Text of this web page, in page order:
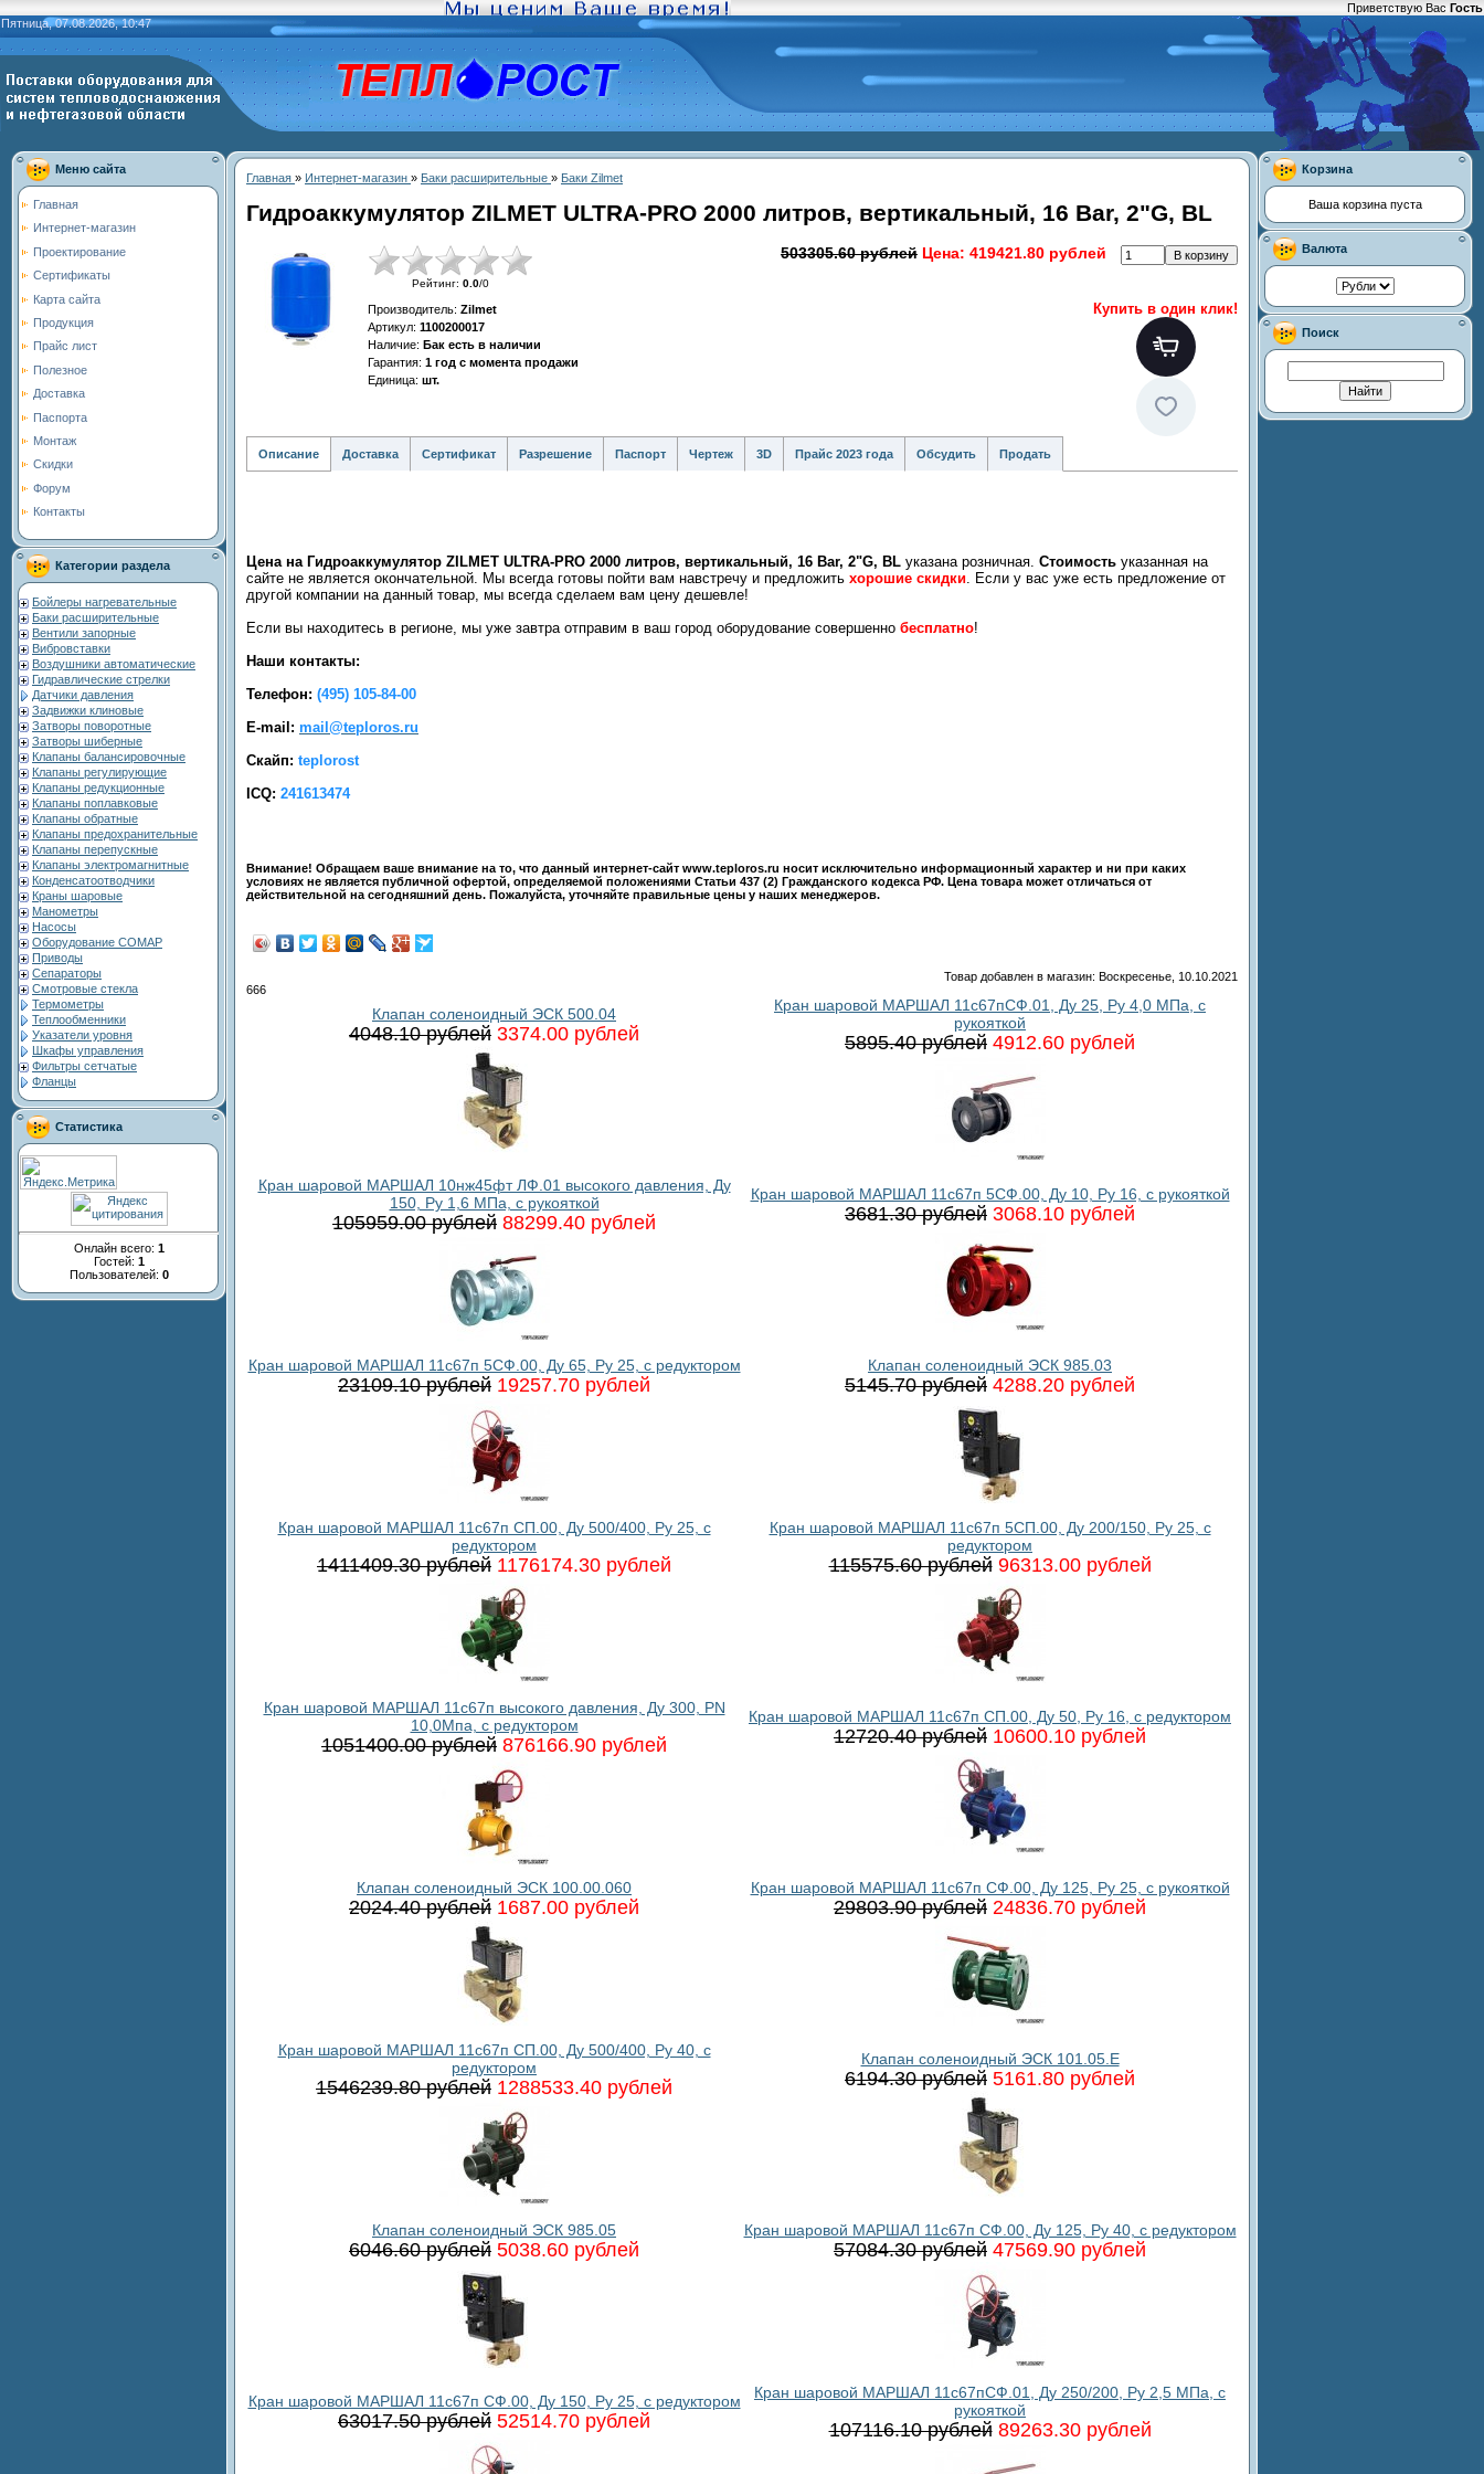
Приветствую Вас Гость
Пятница, 07.08.2026, 10:47
Меню сайта
Главная
Интернет-магазин
Проектирование
Сертификаты
Карта сайта
Продукция
Прайс лист
Полезное
Доставка
Паспорта
Монтаж
Скидки
Форум
Контакты
Категории раздела
Бойлеры нагревательные
Баки расширительные
Вентили запорные
Вибровставки
Воздушники автоматические
Гидравлические стрелки
Датчики давления
Задвижки клиновые
Затворы поворотные
Затворы шиберные
Клапаны балансировочные
Клапаны регулирующие
Клапаны редукционные
Клапаны поплавковые
Клапаны обратные
Клапаны предохранительные
Клапаны перепускные
Клапаны электромагнитные
Конденсатоотводчики
Краны шаровые
Манометры
Насосы
Оборудование COMAP
Приводы
Сепараторы
Смотровые стекла
Термометры
Теплообменники
Указатели уровня
Шкафы управления
Фильтры сетчатые
Фланцы
Статистика
Онлайн всего: 1
Гостей: 1
Пользователей: 0
Главная » Интернет-магазин » Баки расширительные » Баки Zilmet
Гидроаккумулятор ZILMET ULTRA-PRO 2000 литров, вертикальный, 16 Bar, 2"G, BL
Рейтинг: 0.0/0
503305.60 рублей Цена: 419421.80 рублей
Производитель: Zilmet
Артикул: 1100200017
Наличие: Бак есть в наличии
Гарантия: 1 год с момента продажи
Единица: шт.
Купить в один клик!
Описание Доставка Сертификат Разрешение Паспорт Чертеж 3D Прайс 2023 года Обсудить Продать
Цена на Гидроаккумулятор ZILMET ULTRA-PRO 2000 литров, вертикальный, 16 Bar, 2"G, BL указана розничная. Стоимость указанная на
сайте не является окончательной. Мы всегда готовы пойти вам навстречу и предложить хорошие скидки . Если у вас уже есть предложение от
другой компании на данный товар, мы всегда сделаем вам цену дешевле!
Если вы находитесь в регионе, мы уже завтра отправим в ваш город оборудование совершенно бесплатно!
Наши контакты:
Телефон: (495) 105-84-00
E-mail: mail@teploros.ru
Скайп: teplorost
ICQ: 241613474
Внимание! Обращаем ваше внимание на то, что данный интернет-сайт www.teploros.ru носит исключительно информационный характер и ни при каких
условиях не является публичной офертой, определяемой положениями Статьи 437 (2) Гражданского кодекса РФ. Цена товара может отличаться от
действительной на сегодняшний день. Пожалуйста, уточняйте правильные цены у наших менеджеров.
Товар добавлен в магазин: Воскресенье, 10.10.2021
666
Клапан соленоидный ЭСК 500.04
4048.10 рублей 3374.00 рублей
Кран шаровой МАРШАЛ 11с67пСФ.01, Ду 25, Ру 4,0 МПа, с
рукояткой
5895.40 рублей 4912.60 рублей
Кран шаровой МАРШАЛ 10нж45фт ЛФ.01 высокого давления, Ду
150, Ру 1,6 МПа, с рукояткой
105959.00 рублей 88299.40 рублей
Кран шаровой МАРШАЛ 11с67п 5СФ.00, Ду 10, Ру 16, с рукояткой
3681.30 рублей 3068.10 рублей
Кран шаровой МАРШАЛ 11с67п 5СФ.00, Ду 65, Ру 25, с редуктором
23109.10 рублей 19257.70 рублей
Клапан соленоидный ЭСК 985.03
5145.70 рублей 4288.20 рублей
Кран шаровой МАРШАЛ 11с67п СП.00, Ду 500/400, Ру 25, с
редуктором
1411409.30 рублей 1176174.30 рублей
Кран шаровой МАРШАЛ 11с67п 5СП.00, Ду 200/150, Ру 25, с
редуктором
115575.60 рублей 96313.00 рублей
Кран шаровой МАРШАЛ 11c67п высокого давления, Ду 300, PN
10,0Мпа, с редуктором
1051400.00 рублей 876166.90 рублей
Кран шаровой МАРШАЛ 11с67п СП.00, Ду 50, Ру 16, с редуктором
12720.40 рублей 10600.10 рублей
Клапан соленоидный ЭСК 100.00.060
2024.40 рублей 1687.00 рублей
Кран шаровой МАРШАЛ 11с67п СФ.00, Ду 125, Ру 25, с рукояткой
29803.90 рублей 24836.70 рублей
Кран шаровой МАРШАЛ 11с67п СП.00, Ду 500/400, Ру 40, с
редуктором
1546239.80 рублей 1288533.40 рублей
Клапан соленоидный ЭСК 101.05.E
6194.30 рублей 5161.80 рублей
Клапан соленоидный ЭСК 985.05
6046.60 рублей 5038.60 рублей
Кран шаровой МАРШАЛ 11с67п СФ.00, Ду 125, Ру 40, с редуктором
57084.30 рублей 47569.90 рублей
Кран шаровой МАРШАЛ 11с67п СФ.00, Ду 150, Ру 25, с редуктором
63017.50 рублей 52514.70 рублей
Кран шаровой МАРШАЛ 11с67пСФ.01, Ду 250/200, Ру 2,5 МПа, с
рукояткой
107116.10 рублей 89263.30 рублей
Корзина
Ваша корзина пуста
Валюта
Поиск